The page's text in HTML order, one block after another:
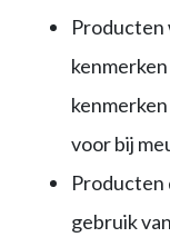
Producten
voor bij
Producten
gebruik